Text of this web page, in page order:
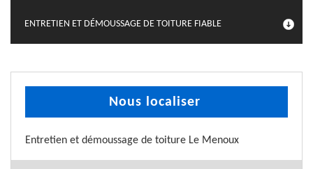
ENTRETIEN ET DÉMOUSSAGE DE TOITURE FIABLE
Nous localiser
Entretien et démoussage de toiture Le Menoux